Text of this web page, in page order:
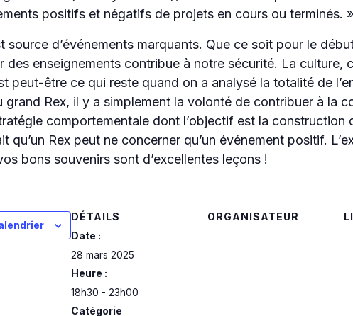
positifs et négatifs de projets en cours ou terminés. »
source d’événements marquants. Que ce soit pour le
des enseignements contribue à notre sécurité. La culture,
peut-être ce qui reste quand on a analysé la totalité de
grand Rex, il y a simplement la volonté de contribuer à la
comportementale dont l’objectif est la construction
qu’un Rex peut ne concerner qu’un événement positif.
bons souvenirs sont d’excellentes leçons !
DÉTAILS
Date :
28 mars 2025
Heure :
18h30 - 23h00
Catégorie
ORGANISATEUR